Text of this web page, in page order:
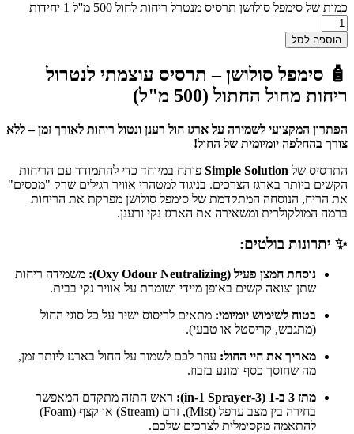
כמות של סימפל סולושן תרסיס מנטרל ריחות לחול 500 מ''ל 1 יחידות
הוספה לסל
🧴 סימפל סולושן – תרסיס עוצמתי לנטרול
ריחות מחול החתול (500 מ"ל)
הפתרון המקצועי לשמירה על ארגז חול רענן ונטול ריחות לאורך זמן – ללא
צורך בהחלפה יומיומית של החול!
התרסיס של Simple Solution פותח במיוחד כדי להתמודד עם הריחות
הקשים ביותר בארגז הצרכים. בניגוד למטהרי אוויר רגילים שרק "מכסים"
את הריח, הנוסחה המתקדמת של סימפל סולושן מפרקת את הריחות
ברמה המולקולרית ומשאירה את הארגז נקי ורענן.
✨ יתרונות בולטים:
נוסחת חמצן פעיל (Oxy Odour Neutralizing):
משמידה ריחות
שתן וצואה קשים באופן מיידי ושומרת על אוויר נקי בבית.
בטוח לשימוש יומיומי: מתאים לריסוס ישיר על כל סוגי החול
(מתגבש, קריסטל או טבעי).
מאריך את חיי החול: עוזר לכם לשמור על החול בארגז ליותר זמן,
מה שחוסך כסף ומונע בזבוז.
מתז 3 ב-1 (3-in-1 Sprayer):
ראש התזה מתקדם המאפשר
בחירה בין מצב ערפל (Mist), זרם (Stream) או קצף (Foam)
להתאמה מקסימלית לצרכים שלכם.